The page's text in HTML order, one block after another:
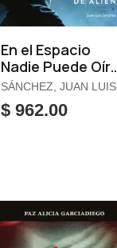
En el Espacio
Nadie Puede Oír
Tus Gritos
SÁNCHEZ, JUAN LUIS
$ 962.00